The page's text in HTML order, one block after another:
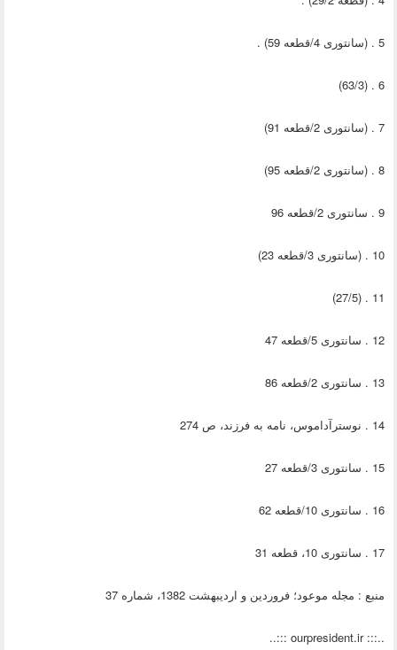
5 . (سانتوری 4/قطعه 59) .
6 . (63/3)
7 . (سانتوری 2/قطعه 91)
8 . (سانتوری 2/قطعه 95)
9 . سانتوری 2/قطعه 96
10 . (سانتوری 3/قطعه 23)
11 . (27/5)
12 . سانتوری 5/قطعه 47
13 . سانتوری 2/قطعه 86
14 . نوسترآداموس، نامه به فرزند، ص 274
15 . سانتوری 3/قطعه 27
16 . سانتوری 10/قطعه 62
17 . سانتوری 10، قطعه 31
منبع : مجله موعود؛ فروردین و اردیبهشت 1382، شماره 37
..::: ourpresident.ir :::..